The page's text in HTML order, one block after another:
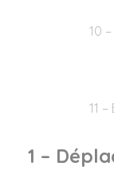
10
11
1 –